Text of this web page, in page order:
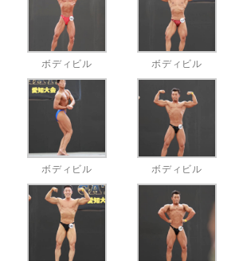
ボディビル ボディビル
ボディビル ボディビル